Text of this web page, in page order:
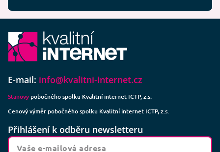
E-mail: info@kvalitni-internet.cz
Stanovy pobočného spolku Kvalitní internet ICTP, z.s.
Cenový výměr pobočného spolku Kvalitní internet ICTP, z.s.
Přihlášení k odběru newsletteru